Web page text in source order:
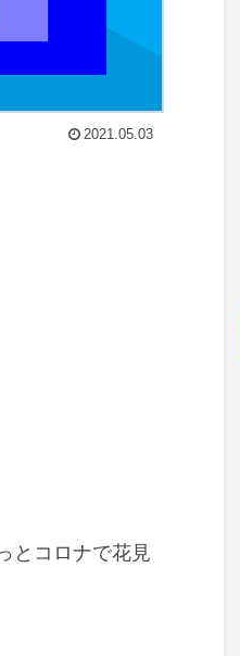
2021.05.03
とコロナで花見